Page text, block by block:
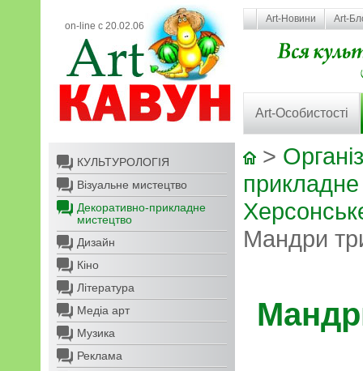
on-line с 20.02.06
Art-Новини Art-
Art-Особистості
КУЛЬТУРОЛОГІЯ
Візуальне мистецтво
Декоративно-прикладне
мистецтво
Дизайн
Кіно
Література
Медіа арт
Музика
Реклама
>
Мандри